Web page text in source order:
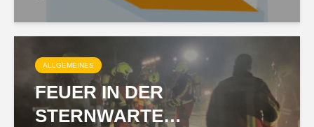
ALLGEMEINES
FEUER IN DER
STERNWARTE…